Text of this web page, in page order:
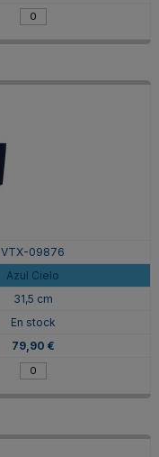
VTX-09876
Azul Cielo
31,5 cm
En stock
79,90 €